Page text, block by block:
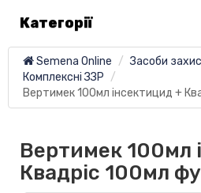
Категорії
Semena Online
Засоби
Комплексні ЗЗР
Вертимек 100мл інсектицид +
Вертимек 100мл
Квадріс 100мл